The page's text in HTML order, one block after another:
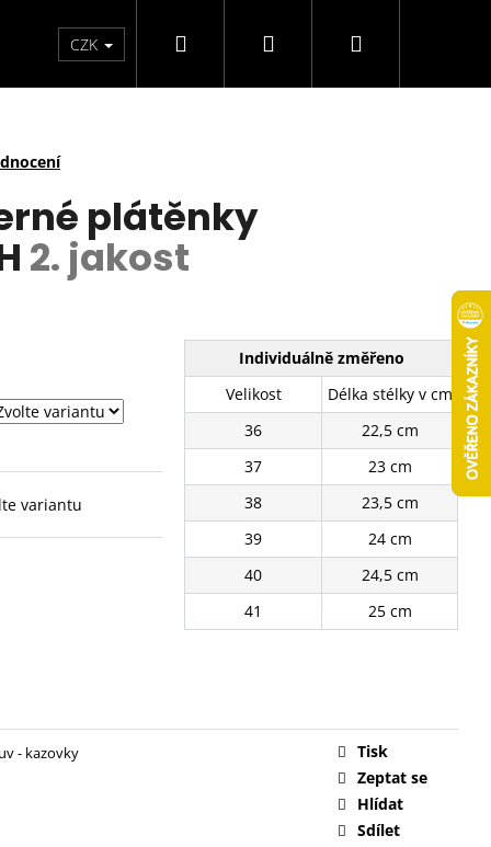
CZK Hledat PřihlášeníNákupní
plátěnky
2. jakost
Individuálně změřeno
Velikost
Délka stélky v cm
36
22,5 cm
37
23 cm
38
23,5 cm
39
24 cm
40
24,5 cm
41
25 cm
variantu
- kazovky
Tisk
Zeptat se
Hlídat
Sdílet
11201-8WH